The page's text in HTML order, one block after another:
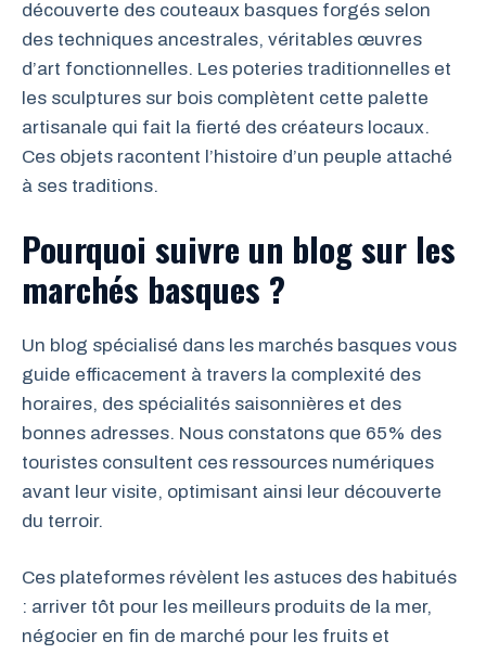
découverte des couteaux basques forgés selon
des techniques ancestrales, véritables œuvres
d’art fonctionnelles. Les poteries traditionnelles et
les sculptures sur bois complètent cette palette
artisanale qui fait la fierté des créateurs locaux.
Ces objets racontent l’histoire d’un peuple attaché
à ses traditions.
Pourquoi suivre un blog sur les
marchés basques ?
Un blog spécialisé dans les marchés basques vous
guide efficacement à travers la complexité des
horaires, des spécialités saisonnières et des
bonnes adresses. Nous constatons que 65% des
touristes consultent ces ressources numériques
avant leur visite, optimisant ainsi leur découverte
du terroir.
Ces plateformes révèlent les astuces des habitués
: arriver tôt pour les meilleurs produits de la mer,
négocier en fin de marché pour les fruits et